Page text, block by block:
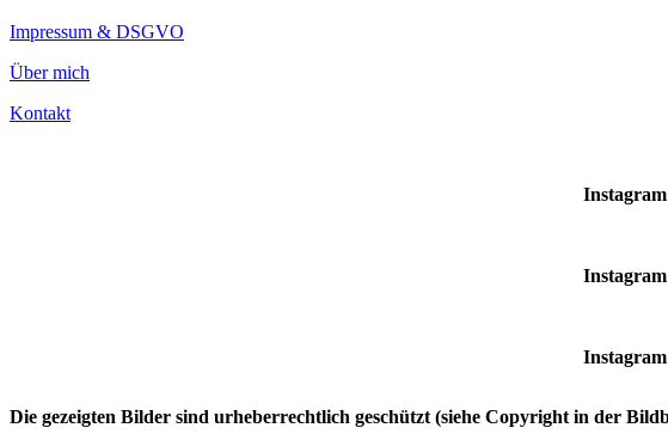
Impressum & DSGVO
Über mich
Kontakt
Instagram
Die gezeigten Bilder sind urheberrechtlich geschützt (siehe Copyright in der